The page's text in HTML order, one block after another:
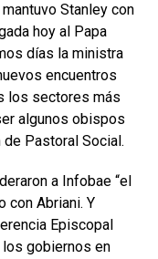
Stanley con
hoy al Papa
días la ministra
encuentros
los sectores más
algunos obispos
Pastoral Social.
a Infobae “el
con Abriani. Y
Episcopal
gobiernos en